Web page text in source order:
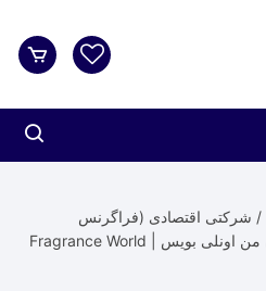
/ شرکتی اقتصادی (فراگرنس
/ عطر فراگرنس ورد جنیون من اونلی بویس | Fragrance World